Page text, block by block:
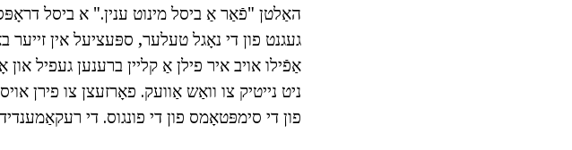
געגנט פון די נאָגל טעלער, ספּעציעל אין זייער
אַפֿילו אויב איר פילן אַ קליין ברענען געפיל
ניט נייטיק צו וואַש אַוועק. פאָרזעצן צו פירן
פון די סימפּטאָמס פון די פונגוס. די רעקאַמענדיד קורס